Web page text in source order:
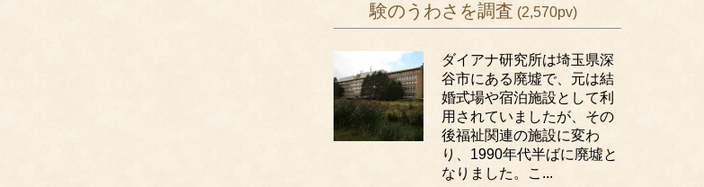
験のうわさを調査 (2,570pv)
ダイアナ研究所は埼玉県深
谷市にある廃墟で、元は結
婚式場や宿泊施設として利
用されていましたが、その
後福祉関連の施設に変わ
り、1990年代半ばに廃墟と
なりました。こ...